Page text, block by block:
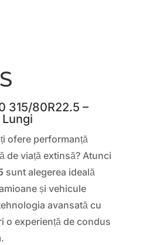
315/80R22.5 –
ofere performanță
de viață extinsă? Atunci
sunt alegerea ideală
și vehicule
avansată cu
o experiență de condus